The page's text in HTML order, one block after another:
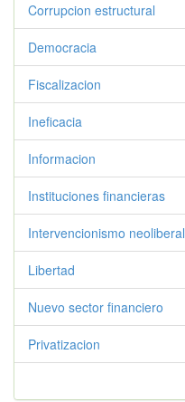
Corrupcion estructural
Democracia
Fiscalizacion
Ineficacia
Informacion
Instituciones financieras
Intervencionismo neoliberal
Libertad
Nuevo sector financiero
Privatizacion